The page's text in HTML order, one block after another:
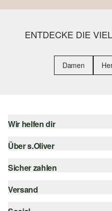
ENTDECKE DIE
Damen
Wir helfen dir
Hilfe & FAQ
Über s.Oliver
Newsletter
Sicher zahlen
Rechnung
Versand